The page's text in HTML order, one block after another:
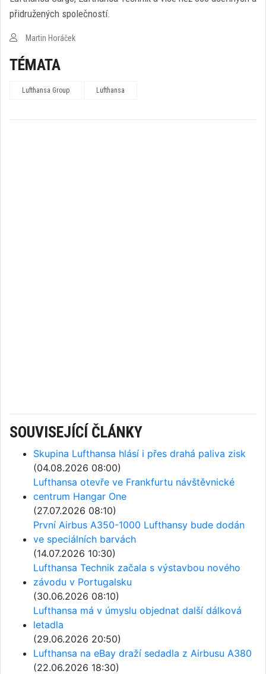
přidružených společností.
Martin Horáček
TÉMATA
Lufthansa Group Lufthansa
SOUVISEJÍCÍ ČLÁNKY
Skupina Lufthansa hlásí i přes drahá paliva zisk
(04.08.2026 08:00)
Lufthansa otevře ve Frankfurtu návštěvnické
centrum Hangar One
(27.07.2026 08:10)
První Airbus A350-1000 Lufthansy bude dodán
ve speciálních barvách
(14.07.2026 10:30)
Lufthansa Technik začala s výstavbou nového
závodu v Portugalsku
(30.06.2026 08:10)
Lufthansa má v úmyslu objednat další dálková
letadla
(29.06.2026 20:50)
Lufthansa na eBay draží sedadla z Airbusu A380
(22.06.2026 18:30)